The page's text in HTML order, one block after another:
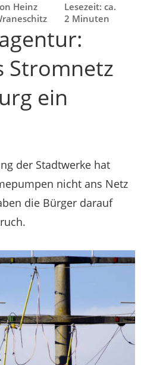
Heinz
Lesezeit: ca.
2 Minuten
Stromnetz
ein
der Stadtwerke hat
nicht ans Netz
die Bürger darauf